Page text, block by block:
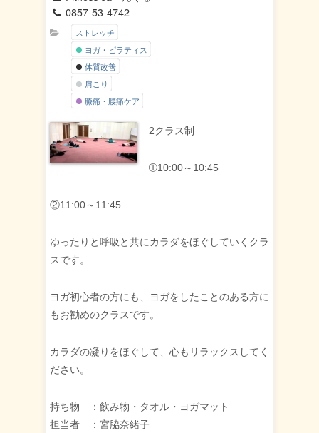
0857-53-4742
ストレッチ
ヨガ・ピラティス
体質改善
肩こり
膝痛・腰痛ケア
2クラス制
➀10:00～10:45
②11:00～11:45
ゆったりと呼吸と共にカラダをほぐしていくクラ
スです。
ヨガ初心者の方にも、ヨガをしたことのある方に
もお勧めのクラスです。
カラダの凝りをほぐして、心もリラックスしてく
ださい。
持ち物 ：飲み物・タオル・ヨガマット
担当者 ：宮脇奈緒子